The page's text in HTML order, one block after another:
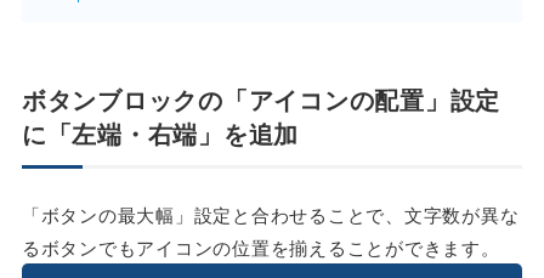
ボタンブロックの「アイコンの配置」設定
に「左端・右端」を追加
「ボタンの最大幅」設定と合わせることで、文字数が異な
るボタンでもアイコンの位置を揃えることができます。